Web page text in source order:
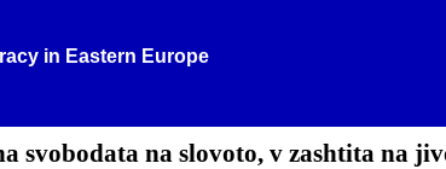
in Eastern Europe
svobodata na slovoto, v zashtita na